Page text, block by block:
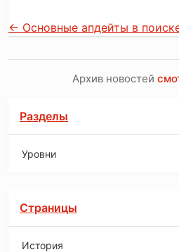
← Основные апдейты в
Архив новостей
Разделы
Уровни
Страницы
История